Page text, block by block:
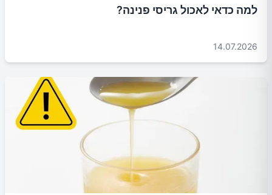
למה כדאי לאכול גריסי פנינה?
14.07.2026